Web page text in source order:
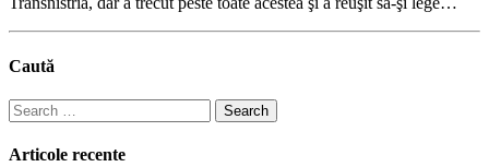
Caută
Search
for:
Articole recente